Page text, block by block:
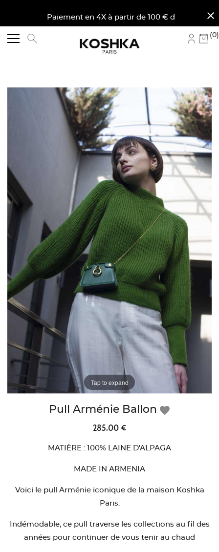
Paiement en 4X à partir de 100 € d'achat en close
(0)
Tap to expand
Pull Arménie Ballon favorite
285,00 €
MATIÈRE : 100% LAINE D'ALPAGA
MADE IN ARMENIA
Voici le pull Arménie iconique de la maison Koshka
Paris.
Indémodable, ce pull traverse les collections au fil des
années pour continuer de vous tenir au chaud